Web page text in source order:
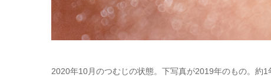
2020年10月のつむじの状態。下写真が2019年のもの。約1